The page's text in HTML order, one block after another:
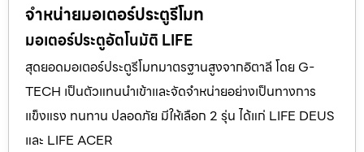
จำหน่ายมอเตอร์ประตูรีโมท
มอเตอร์ประตูอัตโนมัติ LIFE
สุดยอดมอเตอร์ประตูรีโมทมาตรฐานสูงจากอิตาลี โดย G-
TECH เป็นตัวแทนนำเข้าและจัดจำหน่ายอย่างเป็นทางการ
แข็งแรง ทนทาน ปลอดภัย มีให้เลือก 2 รุ่น ได้แก่ LIFE DEUS
และ LIFE ACER